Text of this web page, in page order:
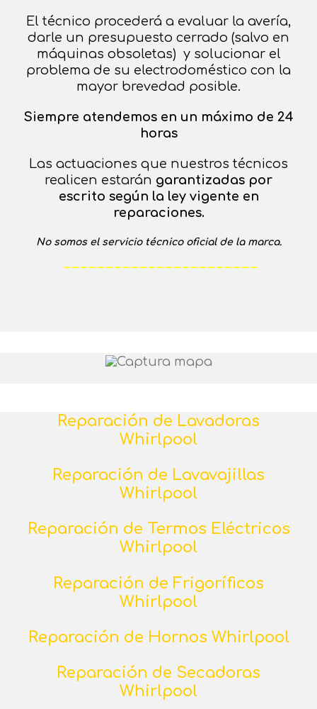
El técnico procederá a evaluar la avería,
darle un presupuesto cerrado (salvo en
máquinas obsoletas) y solucionar el
problema de su electrodoméstico con la
mayor brevedad posible.
Siempre atendemos en un máximo de 24
horas
Las actuaciones que nuestros técnicos
realicen estarán garantizadas por
escrito según la ley vigente en
reparaciones.
No somos el servicio técnico oficial de la marca.
– – – – – – – – – – – – – – – – – – – – – – –
Reparación de Lavadoras
Whirlpool
Reparación de Lavavajillas
Whirlpool
Reparación de Termos Eléctricos
Whirlpool
Reparación de Frigoríficos
Whirlpool
Reparación de Hornos Whirlpool
Reparación de Secadoras
Whirlpool